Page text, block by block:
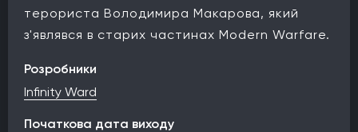
терориста Володимира Макарова, який
з'являвся в старих частинах Modern Warfare.
Розробники
Infinity Ward
Початкова дата виходу